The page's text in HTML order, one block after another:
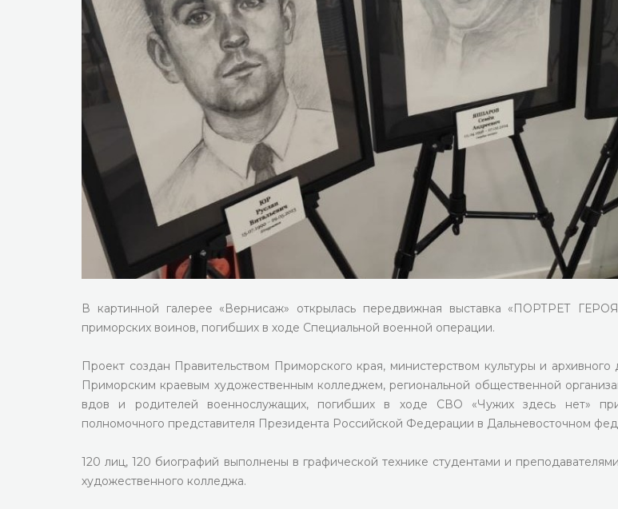
В картинной галерее «Вернисаж» открылась передвижная выставка «ПОРТРЕТ
приморских воинов, погибших в ходе Специальной военной операции.
Проект создан Правительством Приморского края, министерством культуры и
Приморским краевым художественным колледжем, региональной общественной
вдов и родителей военнослужащих, погибших в ходе СВО «Чужих здесь нет»
полномочного представителя Президента Российской Федерации в Дальневосточном
120 лиц, 120 биографий выполнены в графической технике студентами и
художественного колледжа.